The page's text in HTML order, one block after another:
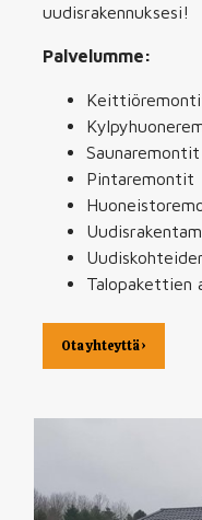
uudisrakennuksesi!
Palvelumme:
Saunaremontit
Pintaremontit
Talopakettien
Ota yhteyttä ›